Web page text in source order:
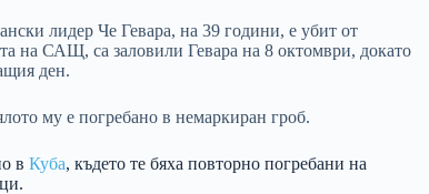
лидер Че Гевара, на 39 години, е убит от
на САЩ, са заловили Гевара на 8 октомври, докато
ден.
му е погребано в немаркиран гроб.
в Куба, където те бяха повторно погребани на